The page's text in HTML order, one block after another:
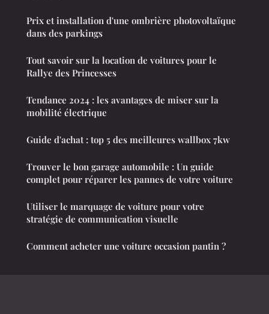
Prix et installation d'une ombrière photovoltaïque
dans des parkings
Tout savoir sur la location de voitures pour le
Rallye des Princesses
Tendance 2024 : les avantages de miser sur la
mobilité électrique
Guide d'achat : top 5 des meilleures wallbox 7kw
Trouver le bon garage automobile : Un guide
complet pour réparer les pannes de votre voiture
Utiliser le marquage de voiture pour votre
stratégie de communication visuelle
Comment acheter une voiture occasion pantin ?